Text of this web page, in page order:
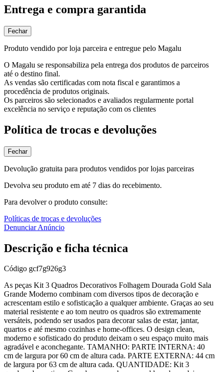
Entrega e compra garantida
Fechar
Produto vendido por loja parceira e entregue pelo Magalu
O Magalu se responsabiliza pela entrega dos produtos de parceiros
até o destino final.
As vendas são certificadas com nota fiscal e garantimos a
procedência de produtos originais.
Os parceiros são selecionados e avaliados regularmente portal
excelência no serviço e reputação com os clientes
Política de trocas e devoluções
Fechar
Devolução gratuita para produtos vendidos por lojas parceiras
Devolva seu produto em até 7 dias do recebimento.
Para devolver o produto consulte:
Políticas de trocas e devoluções
Denunciar Anúncio
Descrição e ficha técnica
Código gcf7g926g3
As peças Kit 3 Quadros Decorativos Folhagem Dourada Gold Sala
Grande Moderno combinam com diversos tipos de decoração e
acrescentam estilo e sofisticação a qualquer ambiente. Graças ao seu
material resistente e ao tom neutro os quadros são extremamente
versáteis, podendo ser usados para decorar salas de estar, jantar,
quartos e até mesmo cozinhas e home-offices. O design clean,
moderno e sofisticado do produto deixam o seu espaço muito mais
agradável e aconchegante. TAMANHO: PARTE INTERNA: 40
cm de largura por 60 cm de altura cada. PARTE EXTERNA: 44 cm
de largura por 63 cm de altura cada. QUANTIDADE: Kit 3